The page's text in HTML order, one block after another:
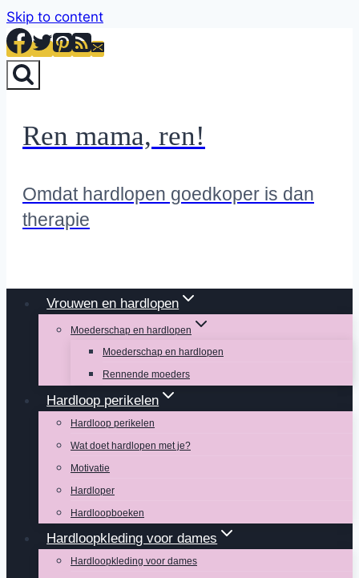
Skip to content
Ren mama, ren!
Omdat hardlopen goedkoper is dan
therapie
Vrouwen en hardlopen
Moederschap en hardlopen
Moederschap en hardlopen
Rennende moeders
Hardloop perikelen
Hardloop perikelen
Wat doet hardlopen met je?
Motivatie
Hardloper
Hardloopboeken
Hardloopkleding voor dames
Hardloopkleding voor dames